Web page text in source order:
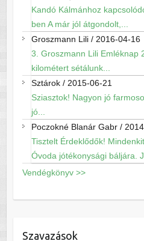
Kandó Kálmánhoz
ben A már jól átgondolt,...
Groszmann Lili/ 2016-04-16
3. Groszmann Lili Emléknap
kilométert sétálunk...
Sztárok/ 2015-06-21
Sziasztok! Nagyon jó
jó...
Poczokné Blanár Gabr/
Tisztelt Érdeklődők!
Óvoda jótékonysági báljára.
Vendégkönyv >>
Szavazások